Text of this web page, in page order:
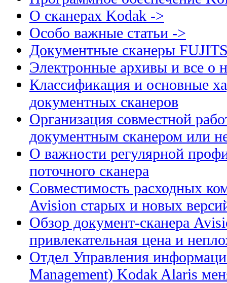
О сканерах Kodak ->
Особо важные статьи ->
Документные сканеры
Электронные архивы и все о
Классификация и основные
документных сканеров
Организация совместной
документным сканером или
О важности регулярной
поточного сканера
Совместимость расходных
Avision старых и новых
Обзор документ-сканера
привлекательная цена и
Отдел Управления
Management) Kodak Alaris